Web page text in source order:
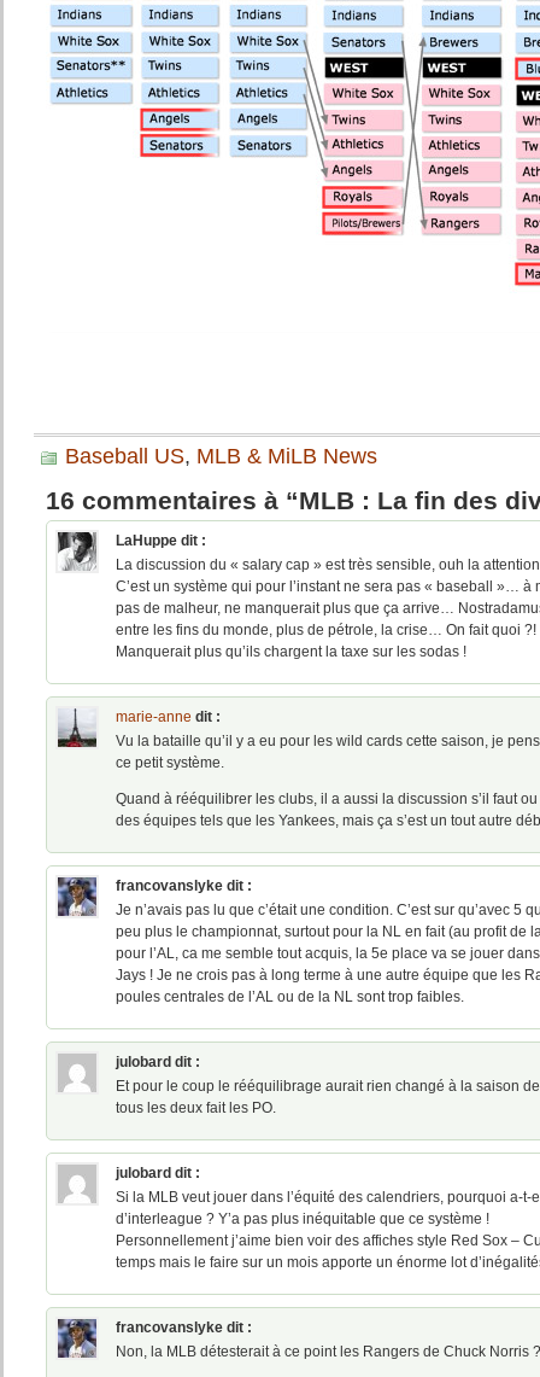
Baseball US, MLB & MiLB News
16 commentaires à “MLB : La fin des
LaHuppe dit :
La discussion du « salary cap » est très sensible, ouh la
C’est un système qui pour l’instant ne sera pas « baseball »…
pas de malheur, ne manquerait plus que ça arrive…
entre les fins du monde, plus de pétrole, la crise… On fait quoi ?!
Manquerait plus qu’ils chargent la taxe sur les sodas !
marie-anne dit :
Vu la bataille qu’il y a eu pour les wild cards cette saison, je
ce petit système.
Quand à rééquilibrer les clubs, il a aussi la discussion s’il faut
des équipes tels que les Yankees, mais ça s’est un tout autre
francovanslyke dit :
Je n’avais pas lu que c’était une condition. C’est sur qu’avec 5
peu plus le championnat, surtout pour la NL en fait (au profit de
pour l’AL, ca me semble tout acquis, la 5e place va se jouer
Jays ! Je ne crois pas à long terme à une autre équipe que les
poules centrales de l’AL ou de la NL sont trop faibles.
julobard dit :
Et pour le coup le rééquilibrage aurait rien changé à la saison
tous les deux fait les PO.
julobard dit :
Si la MLB veut jouer dans l’équité des calendriers, pourquoi a-t-
d’interleague ? Y’a pas plus inéquitable que ce système !
Personnellement j’aime bien voir des affiches style Red Sox –
temps mais le faire sur un mois apporte un énorme lot
francovanslyke dit :
Non, la MLB détesterait à ce point les Rangers de Chuck Norris ?